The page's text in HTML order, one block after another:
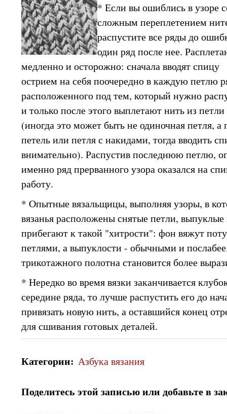
* Если вы ошиблись в узоре
сложным переплетением
распустите все ряды до
один ряд после нее.
медленно и осторожно: сначала вводят спицу
острием на себя поочередно в каждую петлю
расположенного под тем, который нужно
и только после этого выплетают нить из петли
(иногда это может быть не одиночная петля, а
петель или петля с накидами, тогда вводить
внимательно). Распустив последнюю петлю,
именно ряд прерванного узора оказался на
работу.
* Опытные вязальщицы, выполняя узоры, в
вязанья расположены снятые петли,
прибегают к такой "хитрости": фон вяжут
петлями, а выпуклости - обычными и
трикотажного полотна становится более
* Нередко во время вязки заканчивается
середине ряда, то лучше распустить его до
привязать новую нить, а оставшийся конец
для сшивания готовых деталей.
Категории: Азбука вязания
Поделитесь этой записью или добавьте в